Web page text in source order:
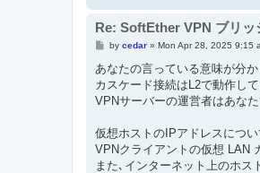
Re: SoftEther VPN ブリッ
P
s
t
by cedar» Mon Apr 28, 2025 9:15
あなたの言っている意味が分か
カスケード接続はL2で動作し
VPNサーバーの運営者はあな
仮想ホストのIPアドレスにつ
VPNクライアントの仮想 LAN
また､インターネット上のホス